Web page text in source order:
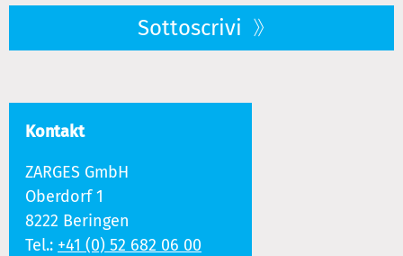
Sottoscrivi
Kontakt
ZARGES GmbH
Oberdorf 1
8222 Beringen
Tel.: +41 (0) 52 682 06 00